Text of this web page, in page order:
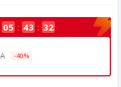
05 : 43 : 32
-40%